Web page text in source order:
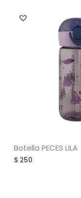
Botella PECES LILA
$ 250